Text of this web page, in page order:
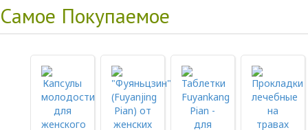
Самое Покупаемое